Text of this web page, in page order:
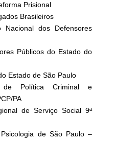
Prisional
Brasileiros
Nacional dos Defensores
Públicos do Estado do
Estado de São Paulo
de Política Criminal e
PA
de Serviço Social 9ª
de São Paulo –